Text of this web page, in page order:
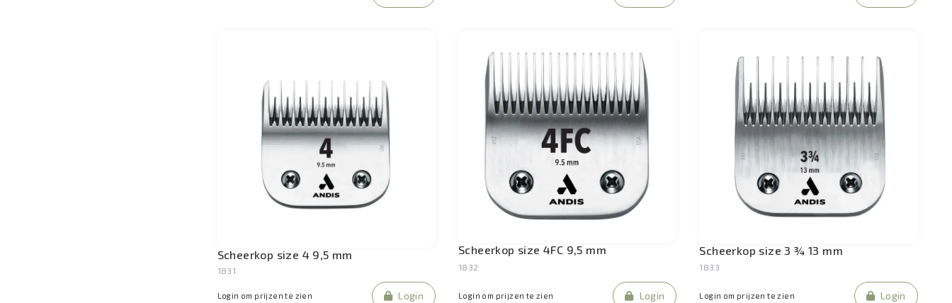
Scheerkop size 4 9,5 mm
1831
Login om prijzen te zien Login
Scheerkop size 4FC 9,5 mm
1832
Login om prijzen te zien Login
Scheerkop size 3 ¾ 13 mm
1833
Login om prijzen te zien Login